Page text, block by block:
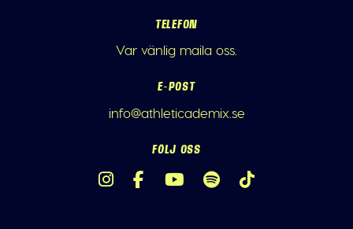
TELEFON
Var vänlig maila oss.
E-POST
info@athleticademix.se
FÖLJ OSS